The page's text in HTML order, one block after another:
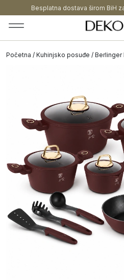
Besplatna dostava širom BiH
Početna / Kuhinjsko posuđe / Berlinger